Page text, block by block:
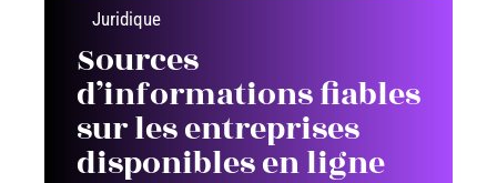
Juridique
Sources
d’informations fiables
sur les entreprises
disponibles en ligne